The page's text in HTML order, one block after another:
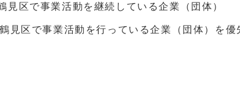
見区で事業活動を継続している企業（団体）
見区で事業活動を行っている企業（団体）を優